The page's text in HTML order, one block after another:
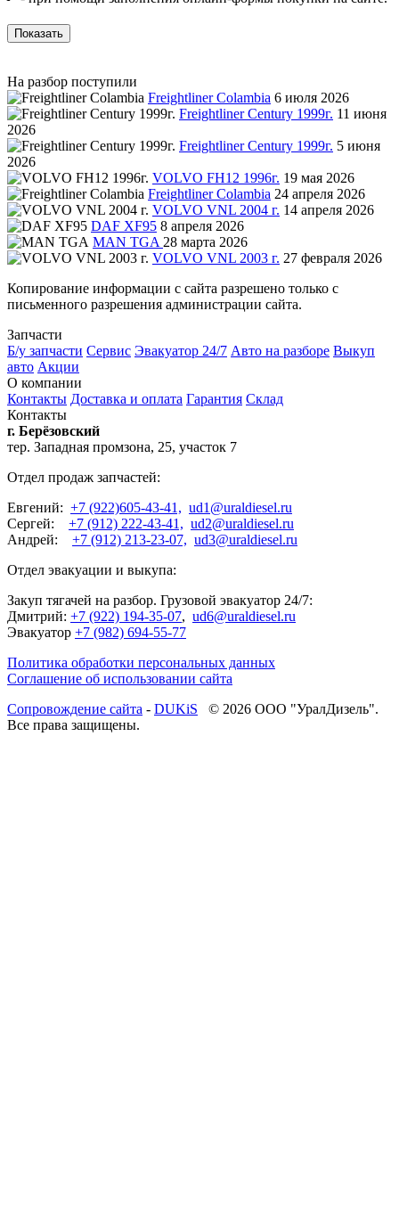
Показать
На разбор поступили
Freightliner Colambia 6 июля 2026
Freightliner Century 1999г. 11 июня
2026
Freightliner Century 1999г. 5 июня
2026
VOLVO FH12 1996г. 19 мая 2026
Freightliner Colambia 24 апреля 2026
VOLVO VNL 2004 г. 14 апреля 2026
DAF XF95 8 апреля 2026
MAN TGA 28 марта 2026
VOLVO VNL 2003 г. 27 февраля 2026
Копирование информации с сайта разрешено только с
письменного разрешения администрации сайта.
Запчасти
Б/у запчасти Сервис Эвакуатор 24/7 Авто на разборе Выкуп
авто Акции
О компании
Контакты Доставка и оплата Гарантия Склад
Контакты
г. Берёзовский
тер. Западная промзона, 25, участок 7
Отдел продаж запчастей:
Евгений: +7 (922)605-43-41, ud1@uraldiesel.ru
Сергей: +7 (912) 222-43-41, ud2@uraldiesel.ru
Андрей: +7 (912) 213-23-07, ud3@uraldiesel.ru
Отдел эвакуации и выкупа:
Закуп тягачей на разбор. Грузовой эвакуатор 24/7:
Дмитрий: +7 (922) 194-35-07, ud6@uraldiesel.ru
Эвакуатор +7 (982) 694-55-77
Политика обработки персональных данных
Соглашение об использовании сайта
Cопровождение сайта - DUKiS © 2026 ООО "УралДизель".
Все права защищены.